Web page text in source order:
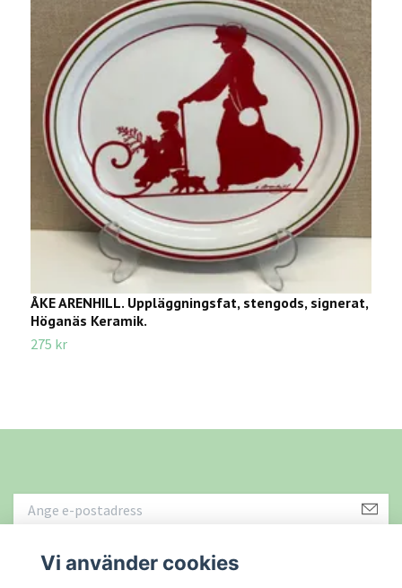
ÅKE ARENHILL. Uppläggningsfat, stengods, signerat,
Höganäs Keramik.
275 kr
Vi använder cookies